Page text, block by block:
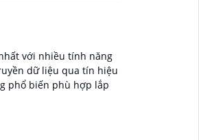
với nhiều tính năng
dữ liệu qua tín hiệu
phổ biến phù hợp lắp